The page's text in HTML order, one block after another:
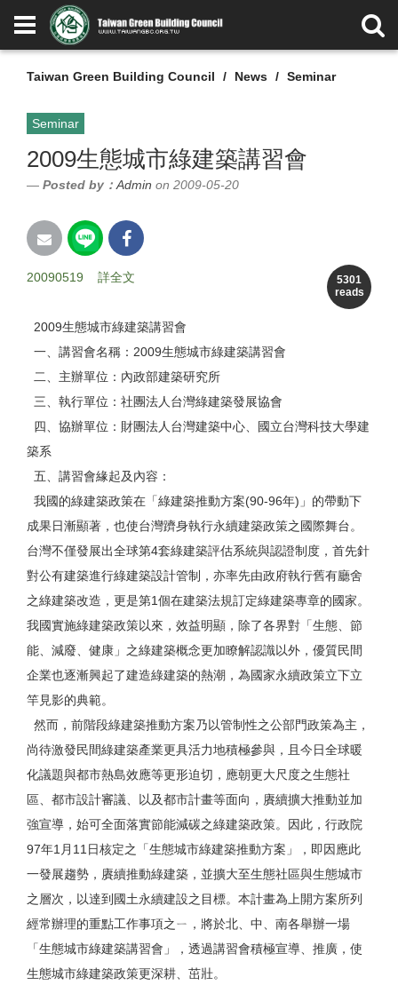
Taiwan Green Building Council News Seminar
Seminar
2009生態城市綠建築講習會
Posted by： Admin on 2009-05-20
5301
reads
20090519 詳全文
2009生態城市綠建築講習會
一、講習會名稱：2009生態城市綠建築講習會
二、主辦單位：內政部建築研究所
三、執行單位：社團法人台灣綠建築發展協會
四、協辦單位：財團法人台灣建築中心、國立台灣科技大學建
築系
五、講習會緣起及內容：
我國的綠建築政策在「綠建築推動方案(90-96年)」的帶動下
成果日漸顯著，也使台灣躋身執行永續建築政策之國際舞台。
台灣不僅發展出全球第4套綠建築評估系統與認證制度，首先針
對公有建築進行綠建築設計管制，亦率先由政府執行舊有廳舍
之綠建築改造，更是第1個在建築法規訂定綠建築專章的國家。
我國實施綠建築政策以來，效益明顯，除了各界對「生態、節
能、減廢、健康」之綠建築概念更加瞭解認識以外，優質民間
企業也逐漸興起了建造綠建築的熱潮，為國家永續政策立下立
竿見影的典範。
然而，前階段綠建築推動方案乃以管制性之公部門政策為主，
尚待激發民間綠建築產業更具活力地積極參與，且今日全球暖
化議題與都市熱島效應等更形迫切，應朝更大尺度之生態社
區、都市設計審議、以及都市計畫等面向，賡續擴大推動並加
強宣導，始可全面落實節能減碳之綠建築政策。因此，行政院
97年1月11日核定之「生態城市綠建築推動方案」，即因應此
一發展趨勢，賡續推動綠建築，並擴大至生態社區與生態城市
之層次，以達到國土永續建設之目標。本計畫為上開方案所列
經常辦理的重點工作事項之ㄧ，將於北、中、南各舉辦一場
「生態城市綠建築講習會」，透過講習會積極宣導、推廣，使
生態城市綠建築政策更深耕、茁壯。